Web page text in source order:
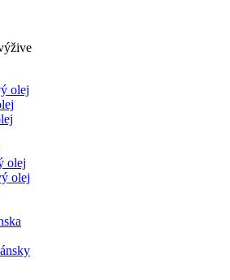
olej
olej
olej